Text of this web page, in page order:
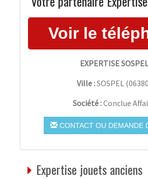
EXPERTISE SOSPEL
Ville :SOSPEL (06380
Société :Conclue
CONTACT OU DEMANDE
Expertise jouets anciens